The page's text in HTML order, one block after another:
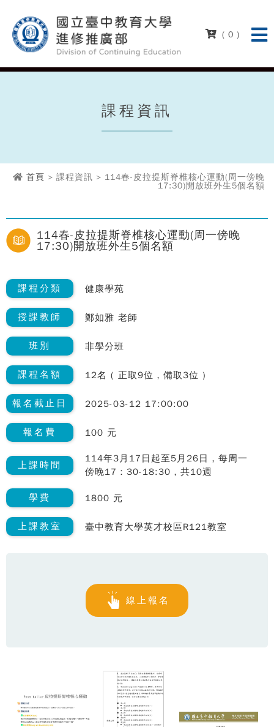
( 0 )
課程資訊
首頁 > 課程資訊 > 114春-皮拉提斯脊椎核心運動(周一傍晚
17:30)開放班外生5個名額
114春-皮拉提斯脊椎核心運動(周一傍晚
17:30)開放班外生5個名額
課程分類 健康學苑
授課教師 鄭如雅 老師
班別 非學分班
課程名額 12名 ( 正取9位，備取3位 )
報名截止日 2025-03-12 17:00:00
報名費 100 元
上課時間
114年3月17日起至5月26日，每周一
傍晚17：30-18:30，共10週
學費 1800 元
上課教室 臺中教育大學英才校區R121教室
線上報名